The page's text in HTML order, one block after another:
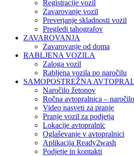
Registracije vozil
Zavarovanje vozil
Preverjanje skladnosti vozil
Pregledi tahografov
ZAVAROVANJA
Zavarovanje od doma
RABLJENA VOZILA
Zaloga vozil
Rabljena vozila po naročilu
SAMOPOSTREŽNA
Naročilo žetonov
Ročna avtopralnica –
Video nasveti za pranje
Pranje vozil za podjetja
Lokacije avtopralnic
Oglaševanje v avtopralnici
Aplikacija Ready2wash
Podjetje in kontakti